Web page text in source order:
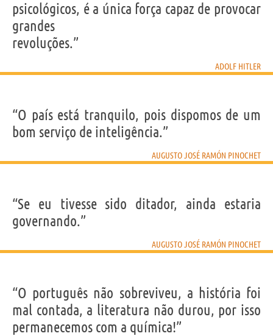
psicológicos, é a única força capaz de provocar
grandes
revoluções.”
ADOLF HITLER
“O país está tranquilo, pois dispomos de um
bom serviço de inteligência.”
AUGUSTO JOSÉ RAMÓN PINOCHET
“Se eu tivesse sido ditador, ainda estaria
governando.”
AUGUSTO JOSÉ RAMÓN PINOCHET
“O português não sobreviveu, a história foi
mal contada, a literatura não durou, por isso
permanecemos com a química!”